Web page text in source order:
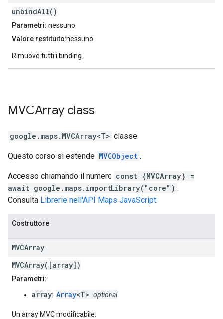
unbindAll()
Parametri: nessuno
Valore restituito:nessuno
Rimuove tutti i binding.
MVCArray class
google.maps. MVCArray<T> classe
Questo corso si estende MVCObject .
Accesso chiamando il numero const {MVCArray} =
await google.maps.importLibrary("core") .
Consulta Librerie nell'API Maps JavaScript.
Costruttore
MVCArray
MVCArray([array])
Parametri:
array: Array<T> optional
Un array MVC modificabile.